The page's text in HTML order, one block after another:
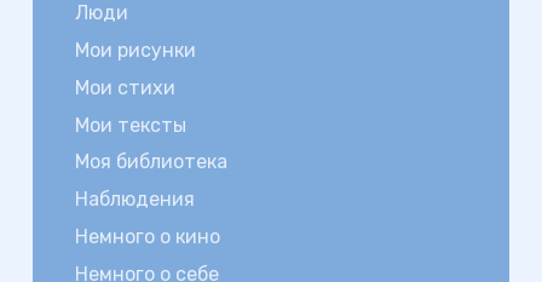
Люди
Мои рисунки
Мои стихи
Мои тексты
Моя библиотека
Наблюдения
Немного о кино
Немного о себе